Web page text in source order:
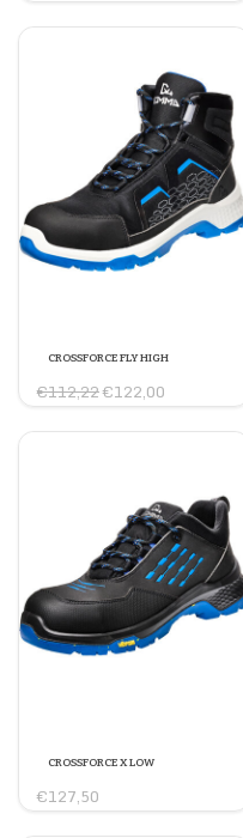
CROSSFORCE FLY HIGH
€112,22€122,00
CROSSFORCE X LOW
€127,50